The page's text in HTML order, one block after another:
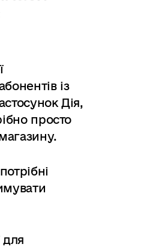
із
Дія,
просто
для